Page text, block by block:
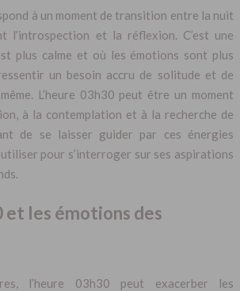
à un moment de transition entre la nuit
l’introspection et la réflexion. C’est une
plus calme et où les émotions sont plus
un besoin accru de solitude et de
L’heure 03h30 peut être un moment
à la contemplation et à la recherche de
de se laisser guider par ces énergies
pour s’interroger sur ses aspirations
et les émotions des
l’heure 03h30 peut exacerber les